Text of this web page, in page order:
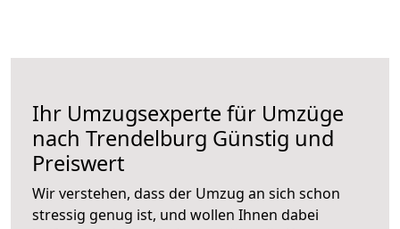
Ihr Umzugsexperte für Umzüge
nach Trendelburg Günstig und
Preiswert
Wir verstehen, dass der Umzug an sich schon
stressig genug ist, und wollen Ihnen dabei